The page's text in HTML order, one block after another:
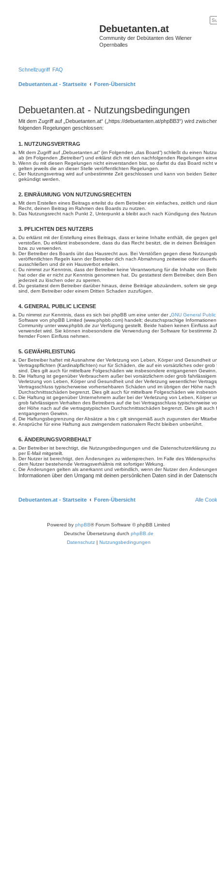
Debuetanten.at
Community der Debütanten des Wiener
Opernballes
Schnellzugriff FAQ
Debuetanten.at - Startseite Foren-Übersicht
Debuetanten.at - Nutzungsbedingungen
Mit dem Zugriff auf „Debuetanten.at“ („https://debuetanten.at/phpBB3“) wird
folgenden Regelungen geschlossen:
1. NUTZUNGSVERTRAG
Mit dem Zugriff auf „Debuetanten.at“ (im Folgenden „das Board“) schließt du einen
ab (im Folgenden „Betreiber“) und erklärst dich mit den nachfolgenden Regelungen
Wenn du mit diesen Regelungen nicht einverstanden bist, so darfst du das Board nicht
gelten jeweils die an dieser Stelle veröffentlichten Regelungen.
Der Nutzungsvertrag wird auf unbestimmte Zeit geschlossen und kann von beiden
gekündigt werden.
2. EINRÄUMUNG VON NUTZUNGSRECHTEN
Mit dem Erstellen eines Beitrags erteilst du dem Betreiber ein einfaches, zeitlich und
Recht, deinen Beitrag im Rahmen des Boards zu nutzen.
Das Nutzungsrecht nach Punkt 2, Unterpunkt a bleibt auch nach Kündigung des
3. PFLICHTEN DES NUTZERS
Du erklärst mit der Erstellung eines Beitrags, dass er keine Inhalte enthält, die gegen
verstoßen. Du erklärst insbesondere, dass du das Recht besitzt, die in deinen
bzw. zu verwenden.
Der Betreiber des Boards übt das Hausrecht aus. Bei Verstößen gegen diese
veröffentlichten Regeln kann der Betreiber dich nach Abmahnung zeitweise oder
ausschließen und dir ein Hausverbot erteilen.
Du nimmst zur Kenntnis, dass der Betreiber keine Verantwortung für die Inhalte von
hat oder die er nicht zur Kenntnis genommen hat. Du gestattest dem Betreiber, dein
jederzeit zu löschen oder zu sperren.
Du gestattest dem Betreiber darüber hinaus, deine Beiträge abzuändern, sofern sie
sind, dem Betreiber oder einem Dritten Schaden zuzufügen.
4. GENERAL PUBLIC LICENSE
Du nimmst zur Kenntnis, dass es sich bei phpBB um eine unter der „ GNU General
Software von phpBB Limited (www.phpbb.com) handelt; deutschsprachige
Community unter www.phpbb.de zur Verfügung gestellt. Beide haben keinen Einfluss
verwendet wird. Sie können insbesondere die Verwendung der Software für bestimmte
fremder Foren Einfluss nehmen.
5. GEWÄHRLEISTUNG
Der Betreiber haftet mit Ausnahme der Verletzung von Leben, Körper und Gesundheit
Vertragspflichten (Kardinalpflichten) nur für Schäden, die auf ein vorsätzliches oder
sind. Dies gilt auch für mittelbare Folgeschäden wie insbesondere entgangenen Gewinn.
Die Haftung ist gegenüber Verbrauchern außer bei vorsätzlichem oder grob
Verletzung von Leben, Körper und Gesundheit und der Verletzung wesentlicher
Vertragsschluss typischerweise vorhersehbaren Schäden und im übrigen der Höhe
Durchschnittsschäden begrenzt. Dies gilt auch für mittelbare Folgeschäden wie
Die Haftung ist gegenüber Unternehmern außer bei der Verletzung von Leben, Körper
grob fahrlässigem Verhalten des Betreibers auf die bei Vertragsschluss typischerweise
der Höhe nach auf die vertragstypischen Durchschnittsschäden begrenzt. Dies gilt
entgangenen Gewinn.
Die Haftungsbegrenzung der Absätze a bis c gilt sinngemäß auch zugunsten der
Ansprüche für eine Haftung aus zwingendem nationalem Recht bleiben unberührt.
6. ÄNDERUNGSVORBEHALT
Der Betreiber ist berechtigt, die Nutzungsbedingungen und die Datenschutzerklärung
per E-Mail mitgeteilt.
Der Nutzer ist berechtigt, den Änderungen zu widersprechen. Im Falle des
dem Nutzer bestehende Vertragsverhältnis mit sofortiger Wirkung.
Die Änderungen gelten als anerkannt und verbindlich, wenn der Nutzer den
Informationen über den Umgang mit deinen persönlichen Daten sind in der
Debuetanten.at - Startseite Foren-Übersicht Alle
Powered by phpBB® Forum Software © phpBB Limited
Deutsche Übersetzung durch phpBB.de
Datenschutz| Nutzungsbedingungen